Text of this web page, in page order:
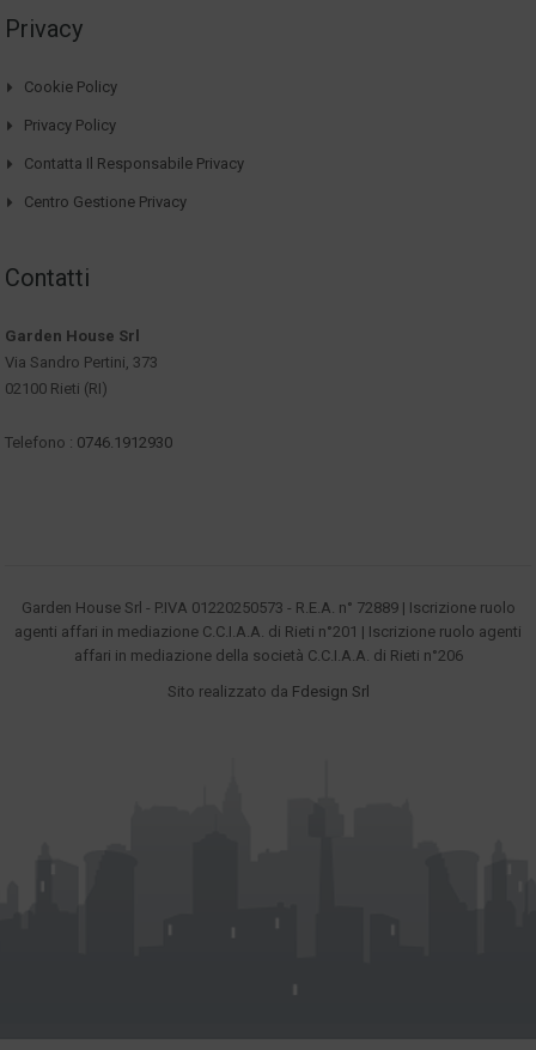
Privacy
Cookie Policy
Privacy Policy
Contatta Il Responsabile Privacy
Centro Gestione Privacy
Contatti
Garden House Srl
Via Sandro Pertini, 373
02100 Rieti (RI)
Telefono : 0746.1912930
Garden House Srl - P.IVA 01220250573 - R.E.A. n° 72889 | Iscrizione ruolo
agenti affari in mediazione C.C.I.A.A. di Rieti n°201 | Iscrizione ruolo agenti
affari in mediazione della società C.C.I.A.A. di Rieti n°206
Sito realizzato da Fdesign Srl